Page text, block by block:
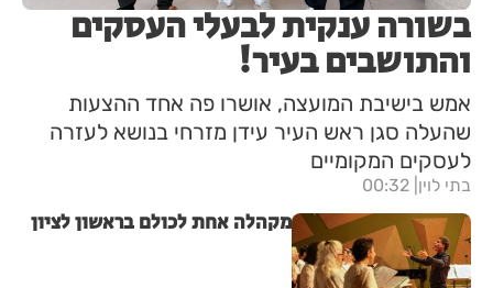
בשורה ענקית לבעלי העסקים
והתושבים בעיר!
אמש בישיבת המועצה, אושרו פה אחד ההצעות
שהעלה סגן ראש העיר עידן מזרחי בנושא לעזרה
לעסקים המקומיים
בתי לוין 00:32
מקהלה אחת לכולם בראשון לציון